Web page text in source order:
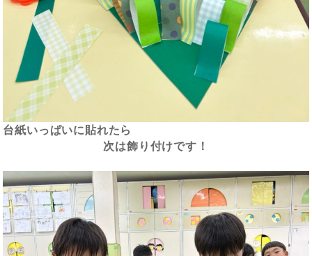
台紙いっぱいに貼れたら
次は飾り付けです！